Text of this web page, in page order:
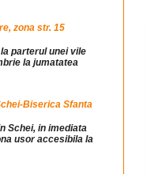
zona str. 15
parterul unei vile
la jumatatea
Biserica Sfanta
Schei, in imediata
usor accesibila la